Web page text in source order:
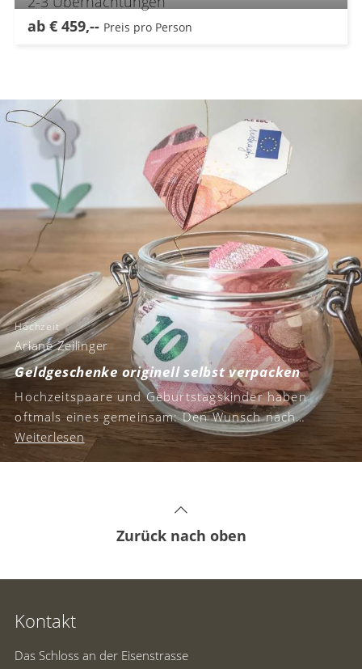
ab€ 459,-- Preis pro Person
Hochzeit
Ariane Zeilinger
Geldgeschenke originell selbst verpacken
Hochzeitspaare und Geburtstagskinder haben
oftmals eines gemeinsam: Den Wunsch nach
Geldgeschenken. Wir haben für euch kreative
Inspirationen und schöne Geschenkideen
Weiterlesen
Zurück nach oben
Kontakt
Das Schloss an der Eisenstrasse